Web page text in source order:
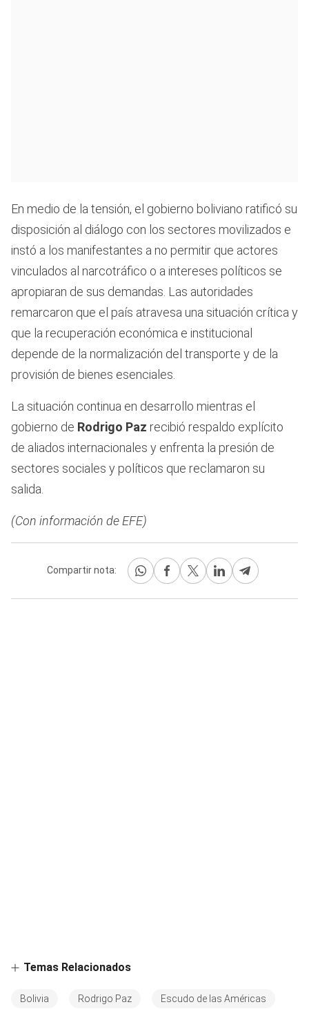
En medio de la tensión, el gobierno boliviano ratificó su
disposición al diálogo con los sectores movilizados e
instó a los manifestantes a no permitir que actores
vinculados al narcotráfico o a intereses políticos se
apropiaran de sus demandas. Las autoridades
remarcaron que el país atravesa una situación crítica y
que la recuperación económica e institucional
depende de la normalización del transporte y de la
provisión de bienes esenciales.
La situación continua en desarrollo mientras el
gobierno de Rodrigo Paz recibió respaldo explícito
de aliados internacionales y enfrenta la presión de
sectores sociales y políticos que reclamaron su
salida.
(Con información de EFE)
Compartir nota:
Temas Relacionados
Bolivia Rodrigo Paz Escudo de las Américas